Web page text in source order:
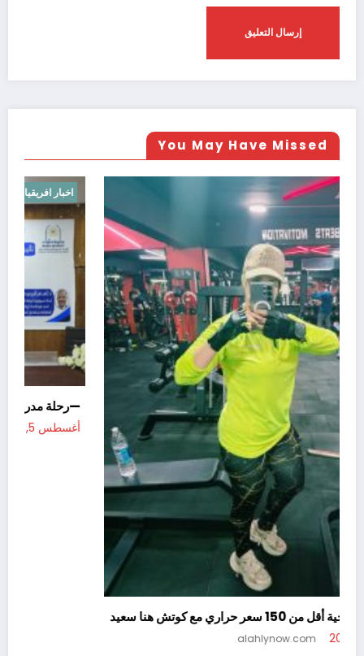
You May Have Missed
اخبار عالميه
سناكس صحية أقل من 150 سعر حراري مع كوتش هنا سعيد
أغسطس 5, 2026 alahlynow.com